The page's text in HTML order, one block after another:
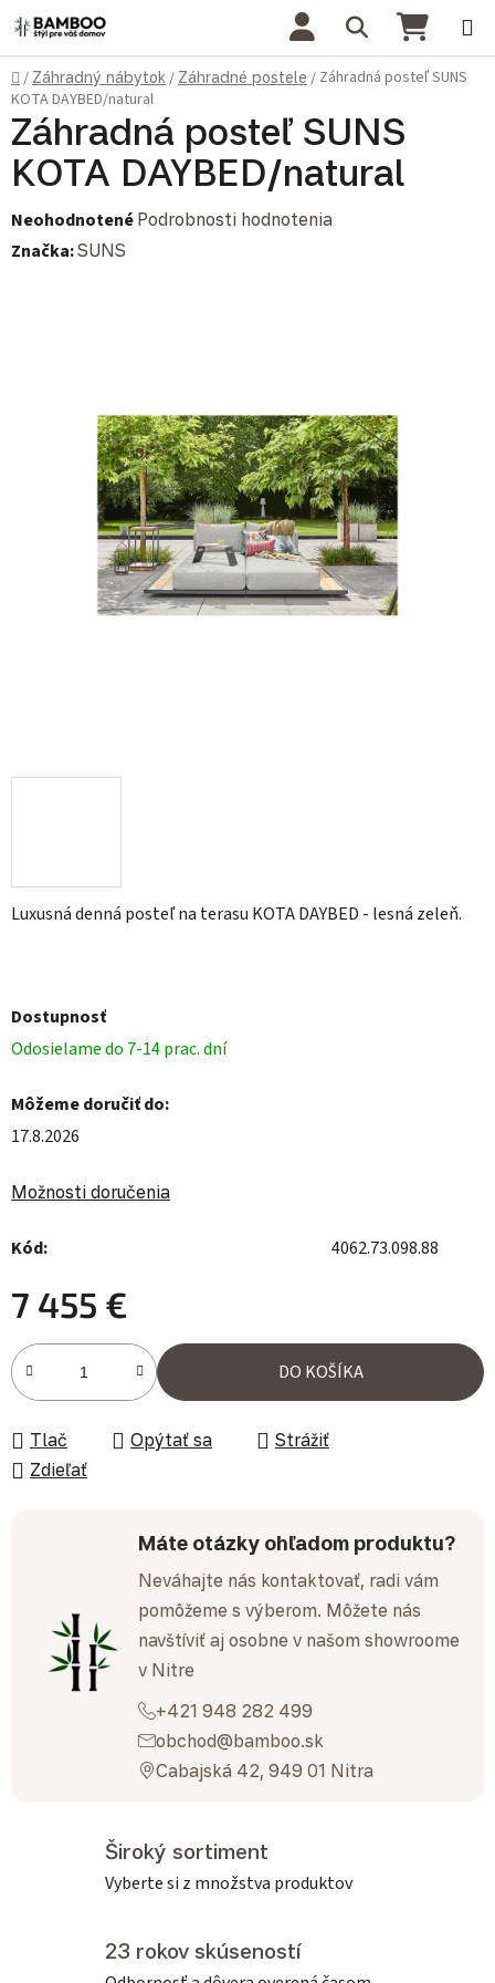
Prejsť na obsah Hľadať
Domov
/ Záhradný nábytok / Záhradné postele / Záhradná posteľ SUNS
KOTA DAYBED/natural
Luxusná denná posteľ na terasu KOTA DAYBED - lesná zeleň.
Dostupnosť
Odosielame do 7-14 prac. dní
Môžeme doručiť do:
17.8.2026
Možnosti doručenia
Kód: 4062.73.098.88
7 455 €
Jednotková cena:
DO KOŠÍKA
Tlač Opýtať sa
Strážiť
Zdieľať
Máte otázky ohľadom produktu?
Neváhajte nás kontaktovať, radi vám
pomôžeme s výberom. Môžete nás
navštíviť aj osobne v našom showroome
v Nitre
+421 948 282 499
obchod@bamboo.sk
Cabajská 42, 949 01 Nitra
Záhradná posteľ SUNS
KOTA DAYBED/natural
Priemerné hodnotenie produktu je 0,0 z 5 hviezdičiek.
Neohodnotené Podrobnosti hodnotenia
Značka:SUNS
Široký sortiment
Vyberte si z množstva produktov
23 rokov skúseností